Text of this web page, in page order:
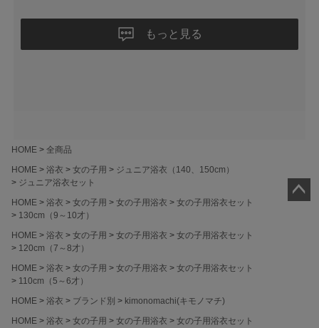
もっと見る
HOME
全商品
HOME
浴衣 女の子用
ジュニア浴衣（140、150cm）
ジュニア浴衣セット
HOME
浴衣 女の子用 女の子用浴衣
女の子用浴衣セット
130cm（9～10才）
HOME
浴衣 女の子用 女の子用浴衣
女の子用浴衣セット
120cm（7～8才）
HOME
浴衣 女の子用 女の子用浴衣
女の子用浴衣セット
110cm（5～6才）
HOME
浴衣 ブランド別
kimonomachi(キモノマチ)
HOME
浴衣 女の子用 女の子用浴衣
女の子用浴衣セット